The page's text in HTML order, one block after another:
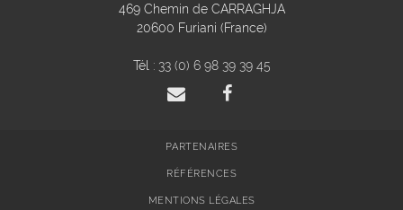
469 Chemin de CARRAGHJA
20600 Furiani (France)
Tél : 33 (0) 6 98 39 39 45
PARTENAIRES
RÉFÉRENCES
MENTIONS LÉGALES